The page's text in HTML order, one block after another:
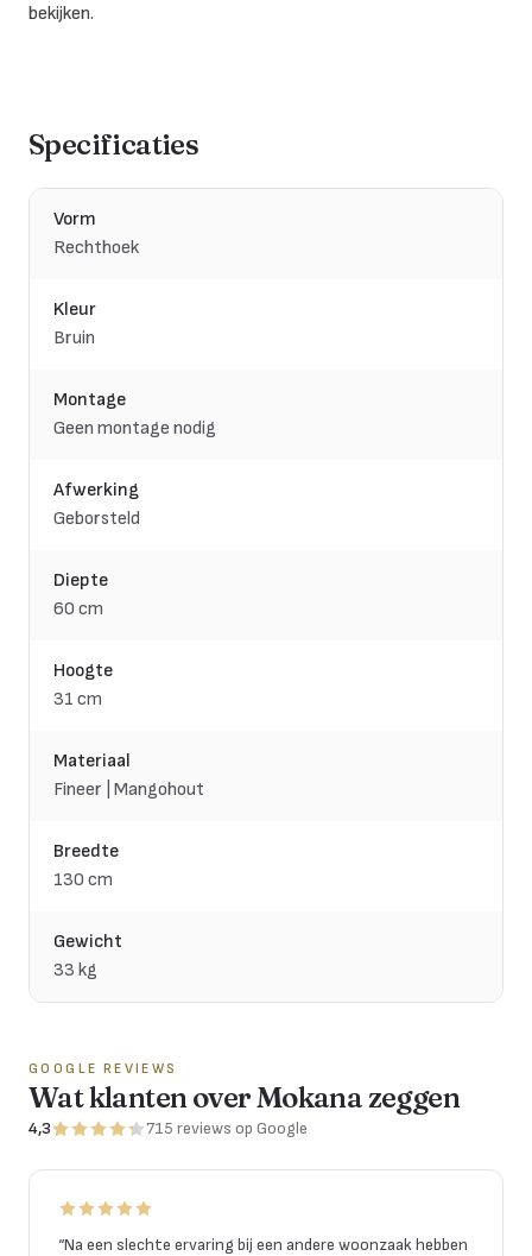
bekijken.
Specificaties
Vorm
Rechthoek
Kleur
Bruin
Montage
Geen montage nodig
Afwerking
Geborsteld
Diepte
60 cm
Hoogte
31 cm
Materiaal
Fineer | Mangohout
Breedte
130 cm
Gewicht
33 kg
GOOGLE REVIEWS
Wat klanten over Mokana zeggen
4,3 715 reviews op Google
“Na een slechte ervaring bij een andere woonzaak hebben